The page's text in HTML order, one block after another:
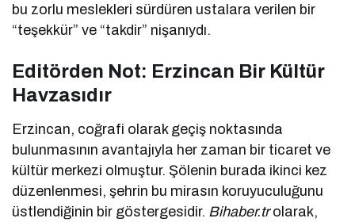
bu zorlu meslekleri sürdüren ustalara verilen bir
“teşekkür” ve “takdir” nişanıydı.
Editörden Not: Erzincan Bir Kültür
Havzasıdır
Erzincan, coğrafi olarak geçiş noktasında
bulunmasının avantajıyla her zaman bir ticaret ve
kültür merkezi olmuştur. Şölenin burada ikinci kez
düzenlenmesi, şehrin bu mirasın koruyuculuğunu
üstlendiğinin bir göstergesidir. Bihaber.trolarak,